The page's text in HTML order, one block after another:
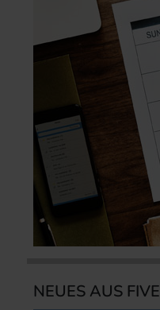
NEUES AUS FIVE